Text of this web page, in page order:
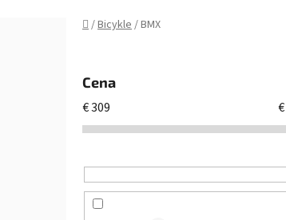
Domov
/Bicykle/BMX
Cena
€309 €